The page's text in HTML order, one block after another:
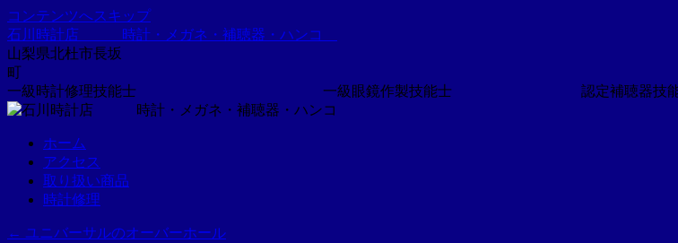
コンテンツへスキップ
石川時計店 時計・メガネ・補聴器・ハンコ
山梨県北杜市長坂
一級時計修理技能士 一級眼鏡作製技能士 認定補聴器技能
ホーム
アクセス
取り扱い商品
時計修理
← ユニバーサルのオーバーホール